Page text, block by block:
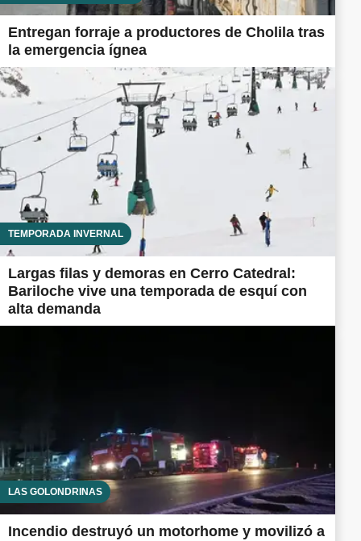
Entregan forraje a productores de Cholila tras
la emergencia ígnea
TEMPORADA INVERNAL
Largas filas y demoras en Cerro Catedral:
Bariloche vive una temporada de esquí con
alta demanda
LAS GOLONDRINAS
Incendio destruyó un motorhome y movilizó a